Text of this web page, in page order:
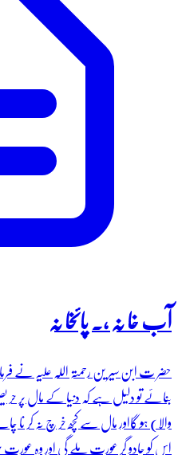
آب خا نہ ،۔ پائخا نہ
حضر ت ابن سیر ین رحمتہ اللہ علیہ نے
بنائے تو دلیل ہے کہ دنیا کے مال پر
والا) ہو گااور مال سے کچھ خر چ نہ کر